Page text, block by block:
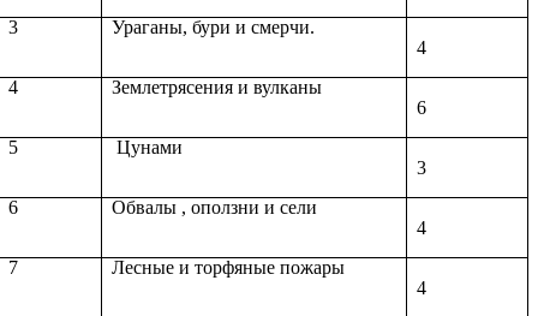
3
Ураганы, бури и смерчи.
4
4
Землетрясения и вулканы
6
5
Цунами
3
6
Обвалы , оползни и сели
4
7
Лесные и торфяные пожары
4